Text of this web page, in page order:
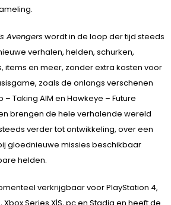
Avengers wordt in de loop der tijd steeds
verhalen, helden, schurken,
items en meer, zonder extra kosten voor
zoals de onlangs verschenen
Taking AIM en Hawkeye – Future
brengen de hele verhalende wereld
verder tot ontwikkeling, over een
gloednieuwe missies beschikbaar
helden.
verkrijgbaar voor PlayStation 4,
Xbox Series X|S, pc en Stadia en heeft de